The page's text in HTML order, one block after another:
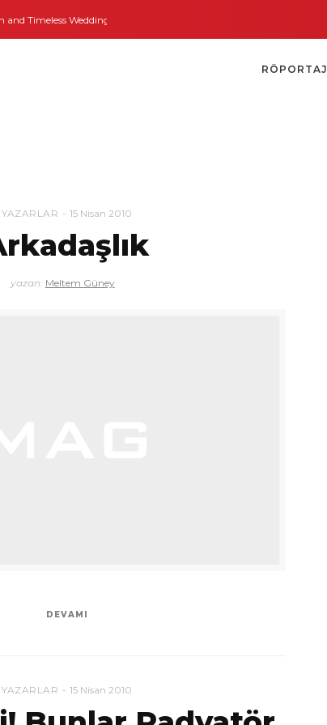
Weddings Bodrum’dan İngiltere’ye Kısa Bir Yolculuk
RÖPORTAJ
YAZARLAR 15 Nisan 2010
yazan: Meltem Güney
DEVAMI
YAZARLAR 15 Nisan 2010